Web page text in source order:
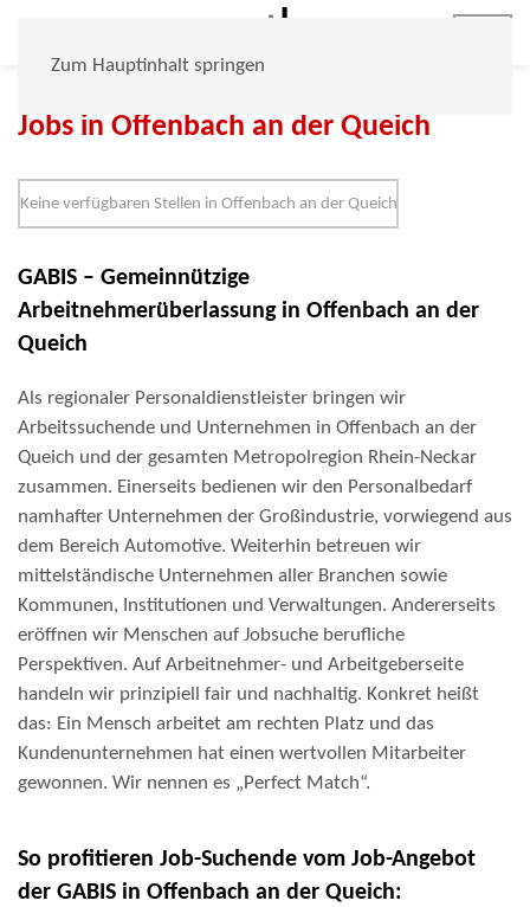
Zum Hauptinhalt springen
Jobs in Offenbach an der Queich
Keine verfügbaren Stellen in Offenbach an der Queich
GABIS – Gemeinnützige
Arbeitnehmerüberlassung in Offenbach an der
Queich
Als regionaler Personaldienstleister bringen wir
Arbeitssuchende und Unternehmen in Offenbach an der
Queich und der gesamten Metropolregion Rhein-Neckar
zusammen. Einerseits bedienen wir den Personalbedarf
namhafter Unternehmen der Großindustrie, vorwiegend aus
dem Bereich Automotive. Weiterhin betreuen wir
mittelständische Unternehmen aller Branchen sowie
Kommunen, Institutionen und Verwaltungen. Andererseits
eröffnen wir Menschen auf Jobsuche berufliche
Perspektiven. Auf Arbeitnehmer- und Arbeitgeberseite
handeln wir prinzipiell fair und nachhaltig. Konkret heißt
das: Ein Mensch arbeitet am rechten Platz und das
Kundenunternehmen hat einen wertvollen Mitarbeiter
gewonnen. Wir nennen es „Perfect Match“.
So profitieren Job-Suchende vom Job-Angebot
der GABIS in Offenbach an der Queich: